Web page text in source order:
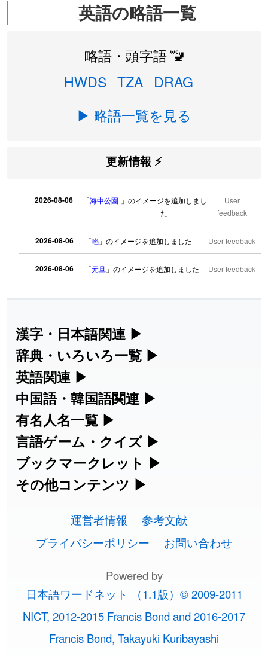
英語の略語一覧
略語・頭字語 🚾
HWDS TZA DRAG
▶ 略語一覧を見る
更新情報 ⚡
2026-08-06 「海中公園 」のイメージを追加しまし
た
User
feedback
2026-08-06 「啗 」のイメージを追加しました User feedback
2026-08-06 「元旦 」のイメージを追加しました User feedback
2026-08-06 「 」のイメージを追加しました
2026-08-06 「 胆石」のイメージを追加しました
2026-08-06 「
2026-08-06
2026-08-06 」のイメージを追加しました
2026-08-06 「截 」のイメージを追加しました
2026-08-06 「発売 」のイメージを追加しました
2026-08-06 「大筋」のイメージを追加しました
2026-08-06 「 翌朝」のイメージを追加しました User feedback
」のイメージを追加しました
2026-08-06 「研究熱心 」のイメージを追加しまし
漢字・日本語関連 ▶
漢字の読み方検索、手書き入力、書き順
練習など、日本語学習に役立つツールを
集めています。
人名漢字辞典 - 読み方検索
手書き漢字入力
漢字の書き方・書き順 書き取り練習
ひらがなの書き方・書き順
カタカナの書き方・書き順
スラングの意味・語源・例文・英語・
類語・反対語辞書
辞典・いろいろ一覧 ▶
部首・画数別の漢字一覧、熟語辞典、地
名・駅名検索など、各種リファレンスツ
ールです。
部首画数別漢字一覧
常用漢字一覧
画数別なまえ漢字一覧
名前イメージイラスト一覧
イメージ・印象から漢字や熟語を探す
画数別名前・地名一覧
英語関連 ▶
カタカナ語・略語の意味検索、発音記
号、リスニング練習など英語学習ツール
です。
カタカナ語の意味・発音・類語辞典
英語の発音記号一覧
英単語リスニングテスト
英語の意味・発音の違い
略語の正式名称・意味・発音辞典
中国語・韓国語関連 ▶
中国語のピンイン変換、韓国語の手書き
入力など、アジア言語学習ツールです。
手書き中国語入力 変換ツール
韓国語手書き入力
外国語翻訳ツール
有名人名一覧 ▶
海外セレブやスポーツ選手の名前の読み
方・発音を確認できます。
海外有名人の苗字・名前一覧と発音
プレミアリーグ選手名一覧
WEリーグ選手名一覧
東京オリンピック選手名一覧
東京パラリンピック選手名一覧
言語ゲーム・クイズ ▶
四字熟語パズルや漢字クイズなど、楽し
みながら学べるゲームです。
有名人名前読みクイズ（毎日更新）
四字熟語デイリー穴埋めクイズ（毎日
更新）
四字熟語パズルゲーム
ブックマークレット ▶
ブラウザに登録して、どのサイトからで
す。
漢字読み方検索ブックマークレット
英語・カタカナ語意味検索ブックマー
クレット
特殊文字・記号検索ブックマークレッ
その他コンテンツ ▶
その他の便利ツールです。
絵文字の意味と使い方
トレンドワード・イメージギャラリ
ー
手書き記号入力
運営者情報
参考文献
プライバシーポリシー
お問い合わせ
Powered by
日本語ワードネット （1.1版）© 2009-2011
NICT, 2012-2015 Francis Bond and 2016-2017
Francis Bond, Takayuki Kuribayashi